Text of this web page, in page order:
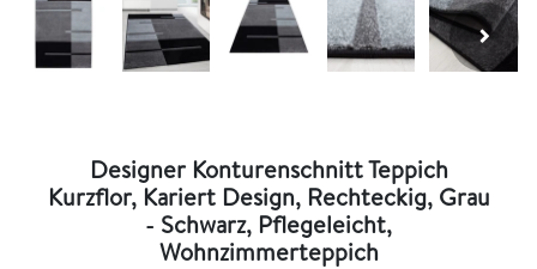
Designer Konturenschnitt Teppich
Kurzflor, Kariert Design, Rechteckig, Grau
- Schwarz, Pflegeleicht,
Wohnzimmerteppich